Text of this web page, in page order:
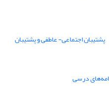
پشتیبان اجتماعی- عاطفی و پشتیبان
درسی